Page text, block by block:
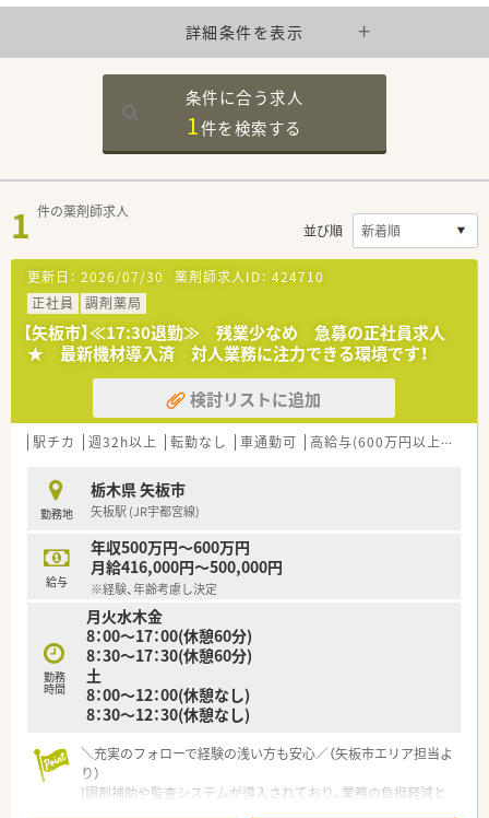
詳細条件を表示
条件に合う求人
1件を検索する
1 件の薬剤師求人
並び順
更新日： 2026/07/30 薬剤師求人ID： 424710
正社員
調剤薬局
【矢板市】≪17:30退勤≫ 残業少なめ 急募の正社員求人
★ 最新機材導入済 対人業務に注力できる環境です！
検討リストに追加
駅チカ 週32h以上 転勤なし 車通勤可 高給与(600万円以上)
勤務地
栃木県 矢板市
矢板駅 (JR宇都宮線)
給与
年収500万円～600万円
月給416,000円～500,000円
※経験、年齢考慮し決定
勤務
時間
月火水木金
8：00～17：00(休憩60分)
8：30～17：30(休憩60分)
土
8：00～12：00(休憩なし)
8：30～12：30(休憩なし)
＼充実のフォローで経験の浅い方も安心／（矢板市エリア担当よ
り）
[調剤補助や監査システムが導入されており、業務の負担軽減と